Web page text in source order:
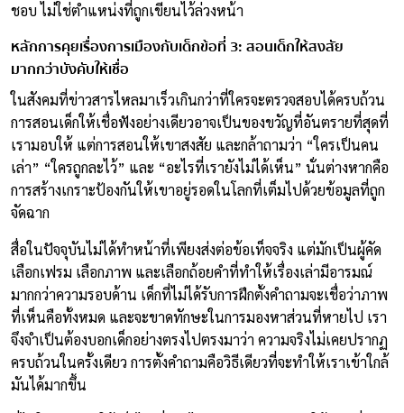
ชอบ ไม่ใช่ตำแหน่งที่ถูกเขียนไว้ล่วงหน้า
หลักการคุยเรื่องการเมืองกับเด็กข้อที่ 3: สอนเด็กให้สงสัย
มากกว่าบังคับให้เชื่อ
ในสังคมที่ข่าวสารไหลมาเร็วเกินกว่าที่ใครจะตรวจสอบได้ครบถ้วน
การสอนเด็กให้เชื่อฟังอย่างเดียวอาจเป็นของขวัญที่อันตรายที่สุดที่
เรามอบให้ แต่การสอนให้เขาสงสัย และกล้าถามว่า “ใครเป็นคน
เล่า” “ใครถูกละไว้” และ “อะไรที่เรายังไม่ได้เห็น” นั่นต่างหากคือ
การสร้างเกราะป้องกันให้เขาอยู่รอดในโลกที่เต็มไปด้วยข้อมูลที่ถูก
จัดฉาก
สื่อในปัจจุบันไม่ได้ทำหน้าที่เพียงส่งต่อข้อเท็จจริง แต่มักเป็นผู้คัด
เลือกเฟรม เลือกภาพ และเลือกถ้อยคำที่ทำให้เรื่องเล่ามีอารมณ์
มากกว่าความรอบด้าน เด็กที่ไม่ได้รับการฝึกตั้งคำถามจะเชื่อว่าภาพ
ที่เห็นคือทั้งหมด และจะขาดทักษะในการมองหาส่วนที่หายไป เรา
จึงจำเป็นต้องบอกเด็กอย่างตรงไปตรงมาว่า ความจริงไม่เคยปรากฏ
ครบถ้วนในครั้งเดียว การตั้งคำถามคือวิธีเดียวที่จะทำให้เราเข้าใกล้
มันได้มากขึ้น